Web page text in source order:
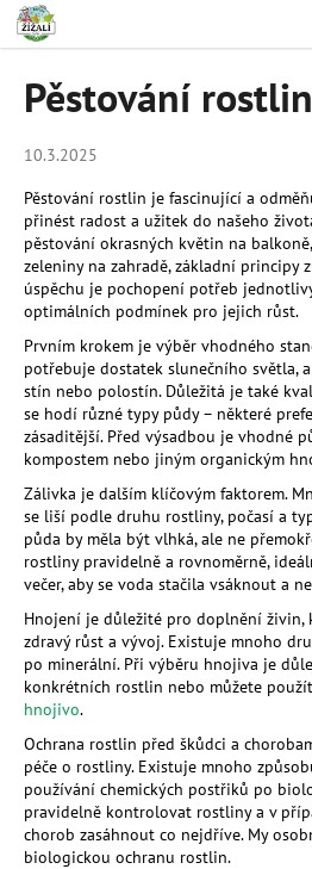
Přejít
obsah
Pěstování rostlin
10.3.2025
Pěstování rostlin je fascinující a
přinést radost a užitek do našeho
pěstování okrasných květin na
zeleniny na zahradě, základní principy
úspěchu je pochopení potřeb
optimálních podmínek pro jejich růst.
Prvním krokem je výběr vhodného
potřebuje dostatek slunečního světla,
stín nebo polostín. Důležitá je také
se hodí různé typy půdy – některé
zásaditější. Před výsadbou je vhodné
kompostem nebo jiným organickým
Zálivka je dalším klíčovým faktorem.
se liší podle druhu rostliny, počasí a
půda by měla být vlhká, ale ne
rostliny pravidelně a rovnoměrně,
večer, aby se voda stačila vsáknout a
Hnojení je důležité pro doplnění
zdravý růst a vývoj. Existuje mnoho
po minerální. Při výběru hnojiva je
konkrétních rostlin nebo můžete
hnojivo.
Ochrana rostlin před škůdci a
péče o rostliny. Existuje mnoho
používání chemických postřiků po
pravidelně kontrolovat rostliny a v
chorob zasáhnout co nejdříve. My
biologickou ochranu rostlin.
o
o
p
o
t
ř
e
b
u
j
e
t
e
n
a
j
í
t
?
HLEDAT